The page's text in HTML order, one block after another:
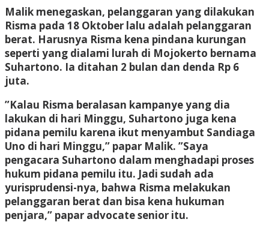
Malik menegaskan, pelanggaran yang dilakukan
Risma pada 18 Oktober lalu adalah pelanggaran
berat. Harusnya Risma kena pindana kurungan
seperti yang dialami lurah di Mojokerto bernama
Suhartono. Ia ditahan 2 bulan dan denda Rp 6
juta.
”Kalau Risma beralasan kampanye yang dia
lakukan di hari Minggu, Suhartono juga kena
pidana pemilu karena ikut menyambut Sandiaga
Uno di hari Minggu,” papar Malik. ”Saya
pengacara Suhartono dalam menghadapi proses
hukum pidana pemilu itu. Jadi sudah ada
yurisprudensi-nya, bahwa Risma melakukan
pelanggaran berat dan bisa kena hukuman
penjara,” papar advocate senior itu.